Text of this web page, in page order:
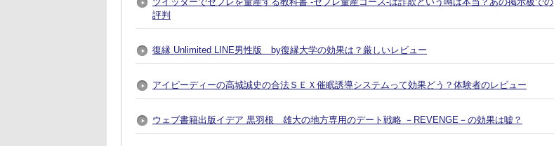
評判
復縁 Unlimited LINE男性版 by復縁大学の効果は？厳しいレビュー
アイピーディーの高城誠史の合法ＳＥＸ催眠誘導システムって効果どう？体験者のレビュー
ウェブ書籍出版イデア 黒羽根 雄大の地方専用のデート戦略 －REVENGE－の効果は嘘？